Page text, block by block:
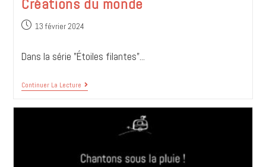
Créations du monde
13 février 2024
Dans la série "Étoiles filantes"...
Continuer La Lecture